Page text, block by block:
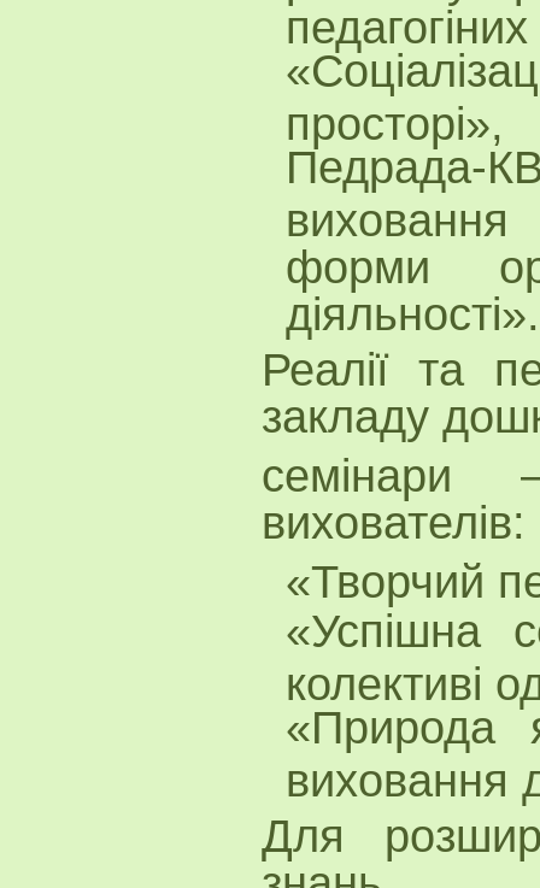
просторі»,
форми
діяльності».
Реалії та
закладу
семінари
вихователів:
«Творчий
«Успішна
колективі
«Природа
виховання
Для